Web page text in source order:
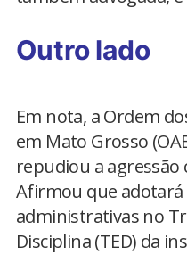
Outro lado
Em nota, a Ordem
em Mato Grosso
repudiou a agressão
Afirmou que adotará
administrativas no
Disciplina (TED) da